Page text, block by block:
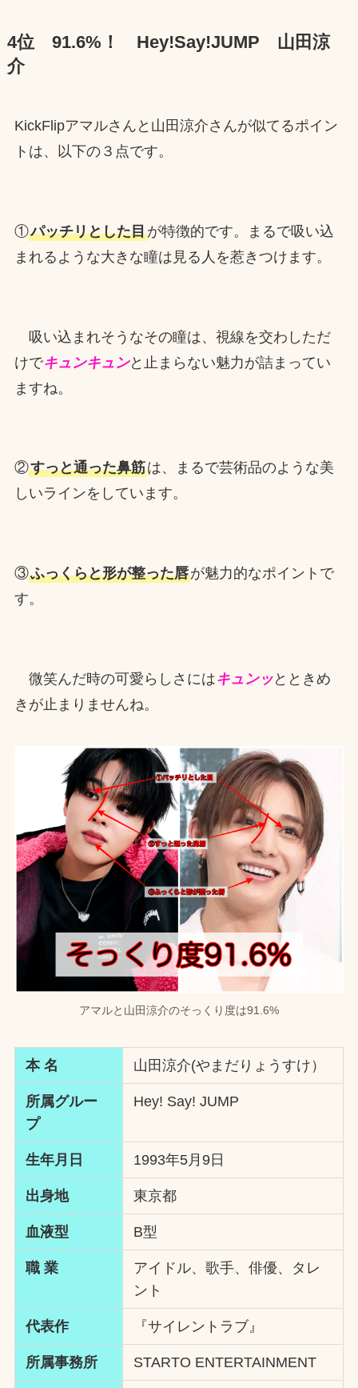
4位 91.6%！ Hey!Say!JUMP 山田涼
介
KickFlipアマルさんと山田涼介さんが似てるポイン
トは、以下の３点です。
①パッチリとした目が特徴的です。まるで吸い込
まれるような大きな瞳は見る人を惹きつけます。
吸い込まれそうなその瞳は、視線を交わしただ
けでキュンキュンと止まらない魅力が詰まってい
ますね。
②すっと通った鼻筋は、まるで芸術品のような美
しいラインをしています。
③ふっくらと形が整った唇が魅力的なポイントで
す。
微笑んだ時の可愛らしさにはキュンッとときめ
きが止まりませんね。
アマルと山田涼介のそっくり度は91.6%
本 名 山田涼介(やまだりょうすけ）
所属グルー
プ
Hey! Say! JUMP
生年月日 1993年5月9日
出身地 東京都
血液型 B型
職 業
アイドル、歌手、俳優、タレ
ント
代表作 『サイレントラブ』
所属事務所 STARTO ENTERTAINMENT